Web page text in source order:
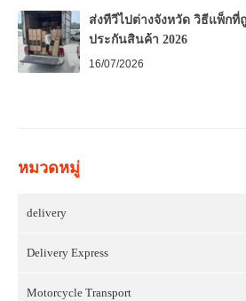
ส่งทีวีไปต่างจังหวัด วิธีแพ็กที่
ประกันสินค้า 2026
16/07/2026
หมวดหมู่
delivery
Delivery Express
Motorcycle Transport